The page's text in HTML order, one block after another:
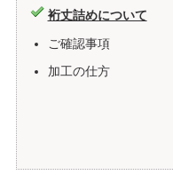
裄丈詰めについて
ご確認事項
加工の仕方